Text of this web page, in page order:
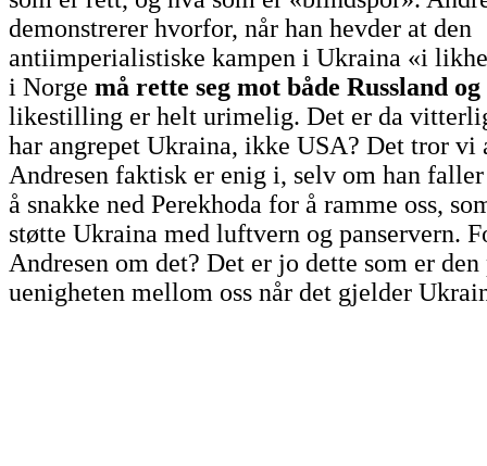
demonstrerer hvorfor, når han hevder at den
antiimperialistiske kampen i Ukraina «i
i Norge må rette seg mot både Russland
likestilling er helt urimelig. Det er da
har angrepet Ukraina, ikke USA? Det tror vi
Andresen faktisk er enig i, selv om han
å snakke ned Perekhoda for å ramme oss,
støtte Ukraina med luftvern og panservern.
Andresen om det? Det er jo dette som er
uenigheten mellom oss når det gjelder